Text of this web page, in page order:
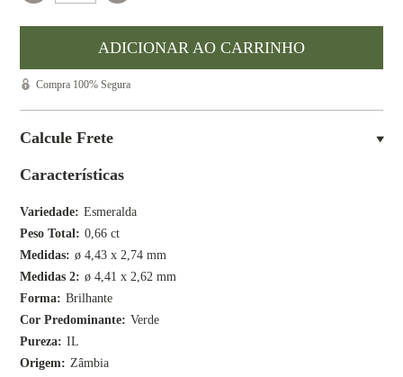
Características
Variedade
Esmeralda
Peso Total
0,66 ct
Medidas
ø 4,43 x 2,74 mm
Medidas 2
ø 4,41 x 2,62 mm
Forma
Brilhante
Cor Predominante
Verde
Pureza
IL
Origem
Zâmbia
Compra 100% Segura
Calcule Frete